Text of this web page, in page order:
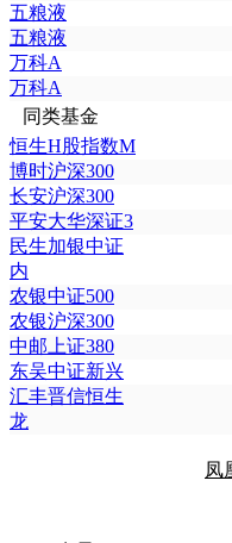
五粮液
五粮液
万科A
万科A
同类基金
恒生H股指数M
博时沪深300
长安沪深300
平安大华深证3
民生加银中证
内
农银中证500
农银沪深300
中邮上证380
东吴中证新兴
汇丰晋信恒生
龙
凤